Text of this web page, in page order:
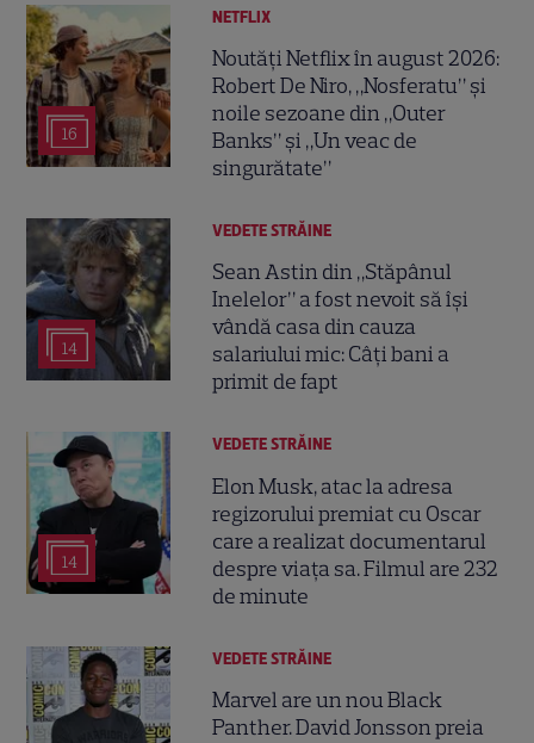
16
NETFLIX
Noutăți Netflix în august 2026:
Robert De Niro, „Nosferatu” și
noile sezoane din „Outer
Banks” și „Un veac de
singurătate”
14
VEDETE STRĂINE
Sean Astin din „Stăpânul
Inelelor” a fost nevoit să își
vândă casa din cauza
salariului mic: Câți bani a
primit de fapt
14
VEDETE STRĂINE
Elon Musk, atac la adresa
regizorului premiat cu Oscar
care a realizat documentarul
despre viața sa. Filmul are 232
de minute
VEDETE STRĂINE
Marvel are un nou Black
Panther. David Jonsson preia